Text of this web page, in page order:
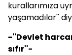
kurallarımıza
yaşamadılar''
-''Devlet
sıfır''-